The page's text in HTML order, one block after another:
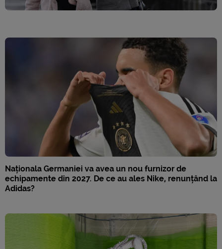
Naționala Germaniei va avea un nou furnizor de
echipamente din 2027. De ce au ales Nike, renunțând la
Adidas?